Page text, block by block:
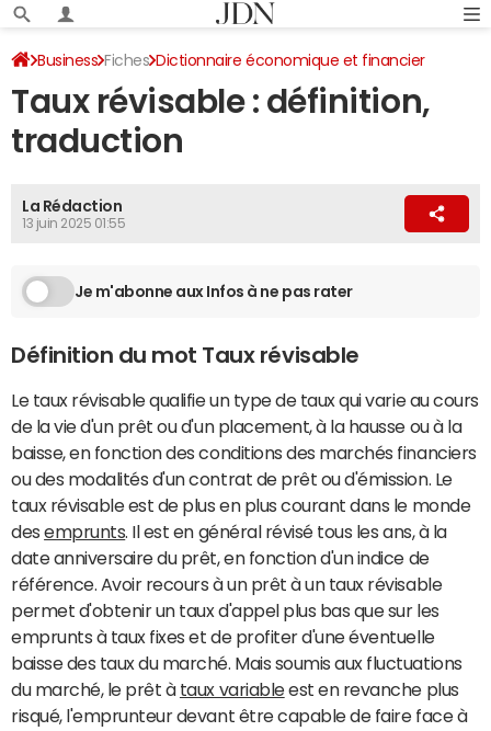
Business Fiches Dictionnaire économique et financier
Taux révisable : définition,
traduction
La Rédaction
13 juin 2025 01:55
Je m'abonne aux Infos à ne pas rater
Définition du mot Taux révisable
Le taux révisable qualifie un type de taux qui varie au cours
de la vie d'un prêt ou d'un placement, à la hausse ou à la
baisse, en fonction des conditions des marchés financiers
ou des modalités d'un contrat de prêt ou d'émission. Le
taux révisable est de plus en plus courant dans le monde
desemprunts . Il est en général révisé tous les ans, à la
date anniversaire du prêt, en fonction d'un indice de
référence. Avoir recours à un prêt à un taux révisable
permet d'obtenir un taux d'appel plus bas que sur les
emprunts à taux fixes et de profiter d'une éventuelle
baisse des taux du marché. Mais soumis aux fluctuations
du marché, le prêt à taux variableest en revanche plus
risqué, l'emprunteur devant être capable de faire face à